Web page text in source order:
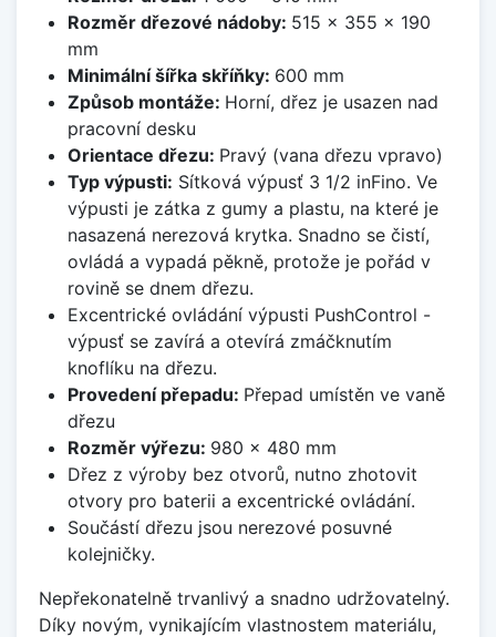
Rozměr dřezové nádoby: 515 x 355 x 190
mm
Minimální šířka skříňky: 600 mm
Způsob montáže: Horní, dřez je usazen nad
pracovní desku
Orientace dřezu: Pravý (vana dřezu vpravo)
Typ výpusti: Sítková výpusť 3 1/2 inFino. Ve
výpusti je zátka z gumy a plastu, na které je
nasazená nerezová krytka. Snadno se čistí,
ovládá a vypadá pěkně, protože je pořád v
rovině se dnem dřezu.
Excentrické ovládání výpusti PushControl -
výpusť se zavírá a otevírá zmáčknutím
knoflíku na dřezu.
Provedení přepadu: Přepad umístěn ve vaně
dřezu
Rozměr výřezu: 980 x 480 mm
Dřez z výroby bez otvorů, nutno zhotovit
otvory pro baterii a excentrické ovládání.
Součástí dřezu jsou nerezové posuvné
kolejničky.
Nepřekonatelně trvanlivý a snadno udržovatelný.
Díky novým, vynikajícím vlastnostem materiálu,